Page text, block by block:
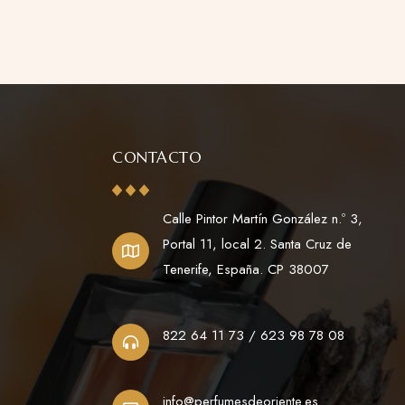
CONTACTO
Calle Pintor Martín González n.º 3,
Portal 11, local 2. Santa Cruz de
Tenerife, España. CP 38007
822 64 11 73 / 623 98 78 08